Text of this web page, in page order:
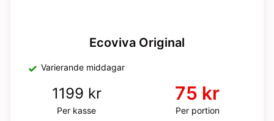
Ecoviva Original
Varierande middagar
1199 kr
Per kasse
75 kr
Per portion